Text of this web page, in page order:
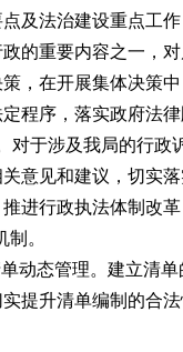
点及法治建设重点工作
的重要内容之一，
，在开展集体决策
定程序，落实政府法
对于涉及我局的行政
意见和建议，切实
推进行政执法体制改
。
动态管理。建立清
提升清单编制的合